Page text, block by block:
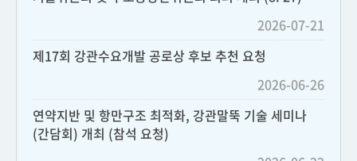
한국철강협회 수요개발실 (02-559-3565, 3575)
2026-07-21
제17회 강관수요개발 공로상 후보 추천 요청
2026-06-26
연약지반 및 항만구조 최적화, 강관말뚝 기술 세미나
(간담회) 개최 (참석 요청)